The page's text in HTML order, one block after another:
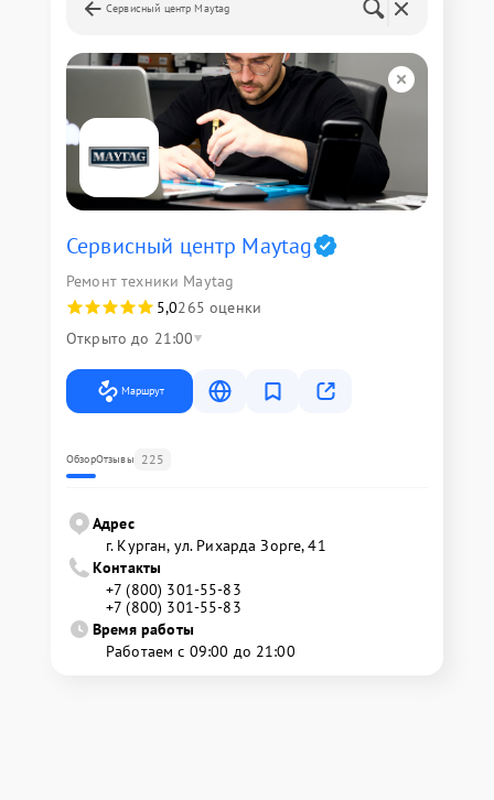
Сервисный центр Maytag
Сервисный центр Maytag
Ремонт техники Maytag
5,0265 оценки
Открыто до 21:00
Маршрут
ОбзорОтзывы 225
Адрес
г. Курган, ул. Рихарда Зорге, 41
Контакты
+7 (800) 301-55-83
+7 (800) 301-55-83
Время работы
Работаем с 09:00 до 21:00